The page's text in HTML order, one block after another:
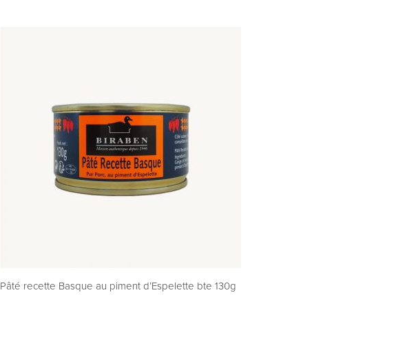
Pâté recette Basque au piment d’Espelette bte 130g